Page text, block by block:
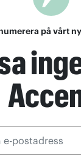
Varje år
A4, Bondegatan
på vårt